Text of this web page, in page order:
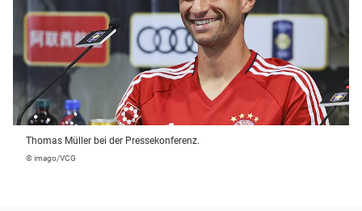
Thomas Müller bei der Pressekonferenz.
© imago/VCG